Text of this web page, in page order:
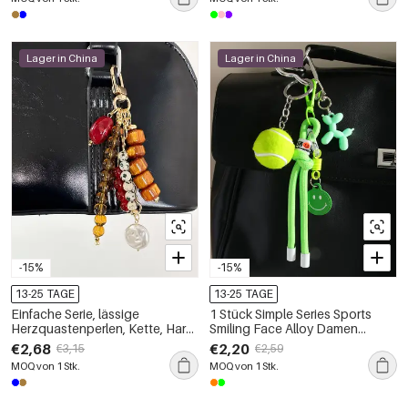
-15%
Lager in China
13-25 TAGE
Einfache Serie, lässige
Herzquastenperlen, Kette, Harz-
Taschenanhänger in
verschiedenen Farben
€2,68 €3,15
MOQ von 1 Stk.
-15%
Lager in China
13-25 TAGE
1 Stück Simple Series Sports
Smiling Face Alloy Damen
Taschenanhänger
€2,20 €2,59
MOQ von 1 Stk.